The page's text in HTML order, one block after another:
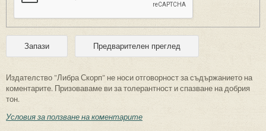
Издателство "Либра Скорп" не носи отговорност за съдържанието на
коментарите. Призоваваме ви за толерантност и спазване на добрия
тон.
Условия за ползване на коментарите